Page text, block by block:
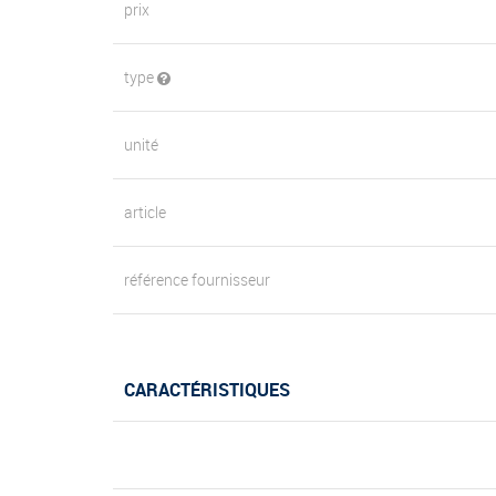
prix
type
unité
article
référence fournisseur
CARACTÉRISTIQUES